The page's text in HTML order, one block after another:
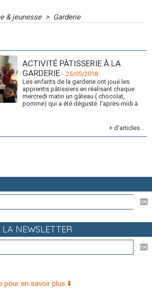
& jeunesse > Garderie
ACTIVITÉ PÂTISSERIE À LA
GARDERIE - 25/05/2018
Les enfants de la garderie ont joué les
apprentis pâtissiers en réalisant chaque
mercredi matin un gâteau ( chocolat,
pomme) qui a été dégusté l'après-midi à
+ d'articles...
NEWSLETTER
pour en savoir plus ⬇️